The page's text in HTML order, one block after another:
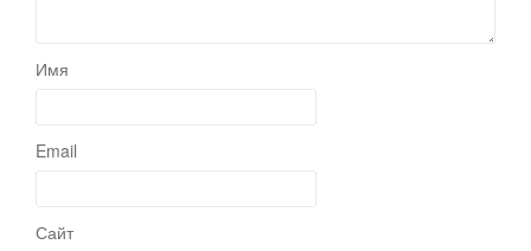
Имя
Email
Сайт